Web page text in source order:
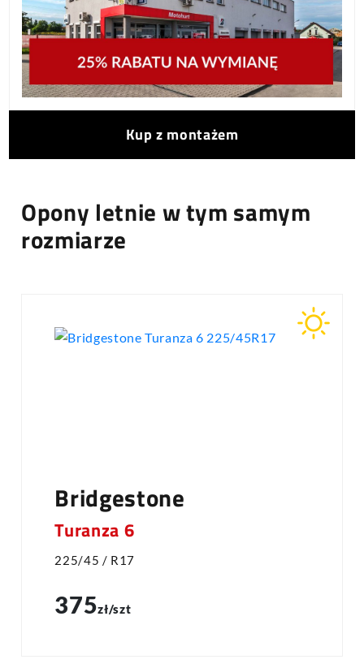
Kup z montażem
Opony letnie w tym samym
rozmiarze
Bridgestone
Turanza 6
225/45 / R17
375zł/szt